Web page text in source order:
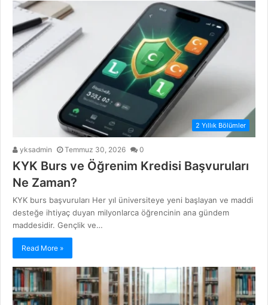
2 Yıllık Bölümler
yksadmin Temmuz 30, 2026 0
KYK Burs ve Öğrenim Kredisi Başvuruları
Ne Zaman?
KYK burs başvuruları Her yıl üniversiteye yeni başlayan ve maddi
desteğe ihtiyaç duyan milyonlarca öğrencinin ana gündem
maddesidir. Gençlik ve…
Read More »